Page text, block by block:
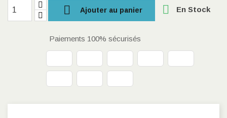
 Ajouter au panier  En Stock
Paiements 100% sécurisés